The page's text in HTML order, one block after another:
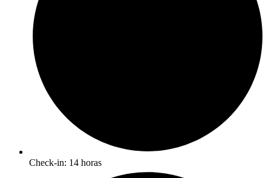
Check-in: 14 horas